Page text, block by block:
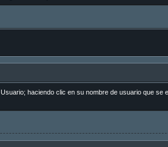
haciendo clic en su nombre de usuario que se